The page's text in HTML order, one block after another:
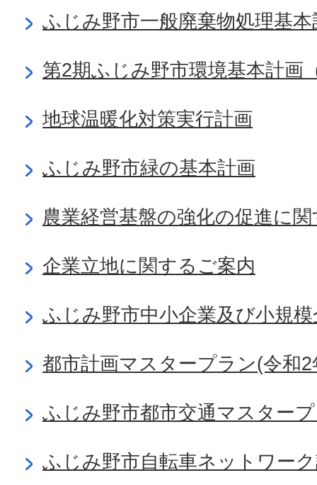
ふじみ野市一般廃棄物処理基本
第2期ふじみ野市環境基本計画
地球温暖化対策実行計画
ふじみ野市緑の基本計画
農業経営基盤の強化の促進に
企業立地に関するご案内
ふじみ野市中小企業及び小規
都市計画マスタープラン(令和
ふじみ野市都市交通マスター
ふじみ野市自転車ネットワー